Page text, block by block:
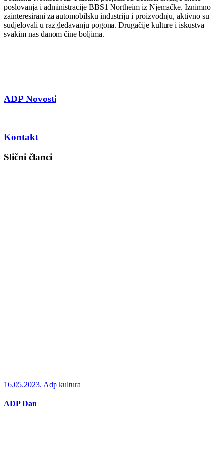
poslovanja i administracije BBS1 Northeim iz Njemačke. Iznimno
zainteresirani za automobilsku industriju i proizvodnju, aktivno su
sudjelovali u razgledavanju pogona. Drugačije kulture i iskustva
svakim nas danom čine boljima.
ADP Novosti
Kontakt
Slični članci
16.05.2023. Adp kultura
ADP Dan